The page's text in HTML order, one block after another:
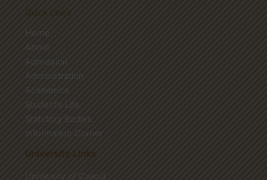
Quick Links
Home
About
Admission
Administration
Academics
Student’s Life
Statutory Bodies
Information Corner
University Links
University of Calicut